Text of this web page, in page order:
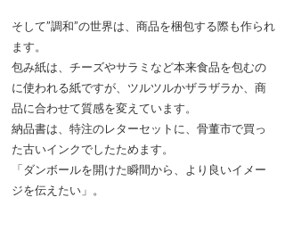
そして”調和”の世界は、商品を梱包する際も作られ
ます。
包み紙は、チーズやサラミなど本来食品を包むの
に使われる紙ですが、ツルツルかザラザラか、商
品に合わせて質感を変えています。
納品書は、特注のレターセットに、骨董市で買っ
た古いインクでしたためます。
「ダンボールを開けた瞬間から、より良いイメー
ジを伝えたい」。